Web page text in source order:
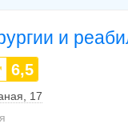
и
6,5
17